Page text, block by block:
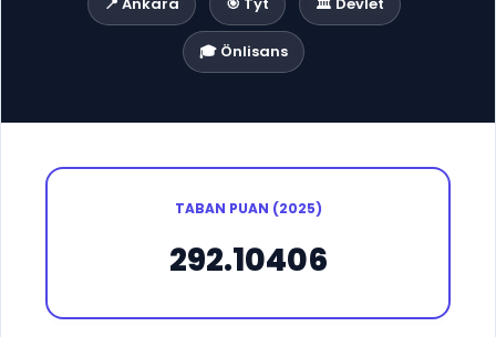
🎓 Önlisans
TABAN PUAN (2025)
292.10406